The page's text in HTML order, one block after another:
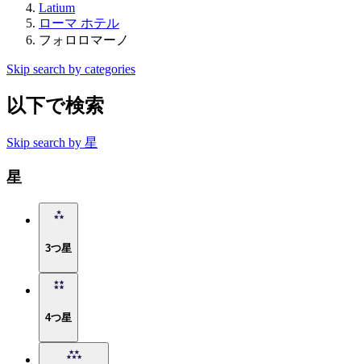
Latium
ローマ ホテル
フォロロマーノ
Skip search by categories
以下で検索
Skip search by 星
星
3つ星
4つ星